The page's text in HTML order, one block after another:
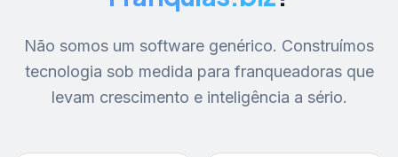
Não somos um software genérico. Construímos
tecnologia sob medida para franqueadoras que
levam crescimento e inteligência a sério.